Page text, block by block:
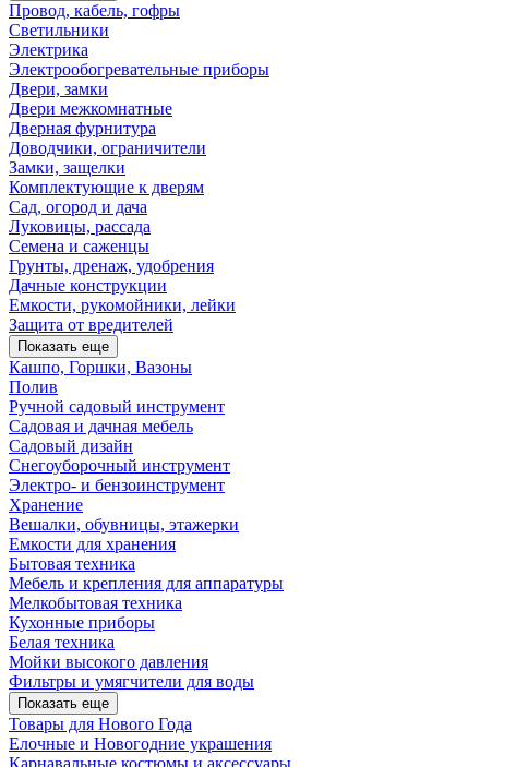
Провод, кабель, гофры
Светильники
Электрика
Электрообогревательные приборы
Двери, замки
Двери межкомнатные
Дверная фурнитура
Доводчики, ограничители
Замки, защелки
Комплектующие к дверям
Сад, огород и дача
Луковицы, рассада
Семена и саженцы
Грунты, дренаж, удобрения
Дачные конструкции
Емкости, рукомойники, лейки
Защита от вредителей
Показать еще
Кашпо, Горшки, Вазоны
Полив
Ручной садовый инструмент
Садовая и дачная мебель
Садовый дизайн
Снегоуборочный инструмент
Электро- и бензоинструмент
Хранение
Вешалки, обувницы, этажерки
Емкости для хранения
Бытовая техника
Мебель и крепления для аппаратуры
Мелкобытовая техника
Кухонные приборы
Белая техника
Мойки высокого давления
Фильтры и умягчители для воды
Показать еще
Товары для Нового Года
Елочные и Новогодние украшения
Карнавальные костюмы и аксессуары